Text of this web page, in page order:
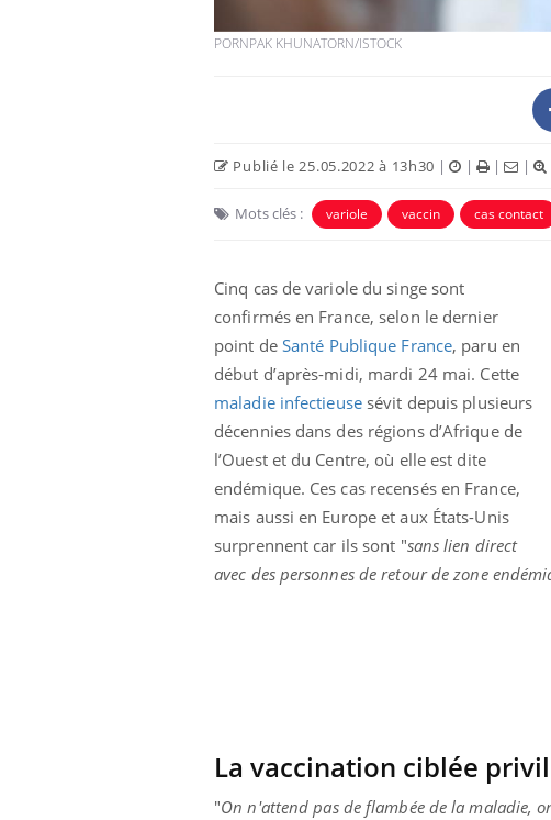
PORNPAK KHUNATORN/ISTOCK
Publié le 25.05.2022 à 13h30 | | | |
Mots clés : variole vaccin cas contact
Cinq cas de variole du singe sont
confirmés en France, selon le dernier
point de Santé Publique France, paru en
début d’après-midi, mardi 24 mai. Cette
maladie infectieusesévit depuis plusieurs
décennies dans des régions d’Afrique de
l’Ouest et du Centre, où elle est dite
endémique. Ces cas recensés en France,
mais aussi en Europe et aux États-Unis
surprennent car ils sont "sans lien direct
avec des personnes de retour de zone
La vaccination ciblée
"On n'attend pas de flambée de la maladie,